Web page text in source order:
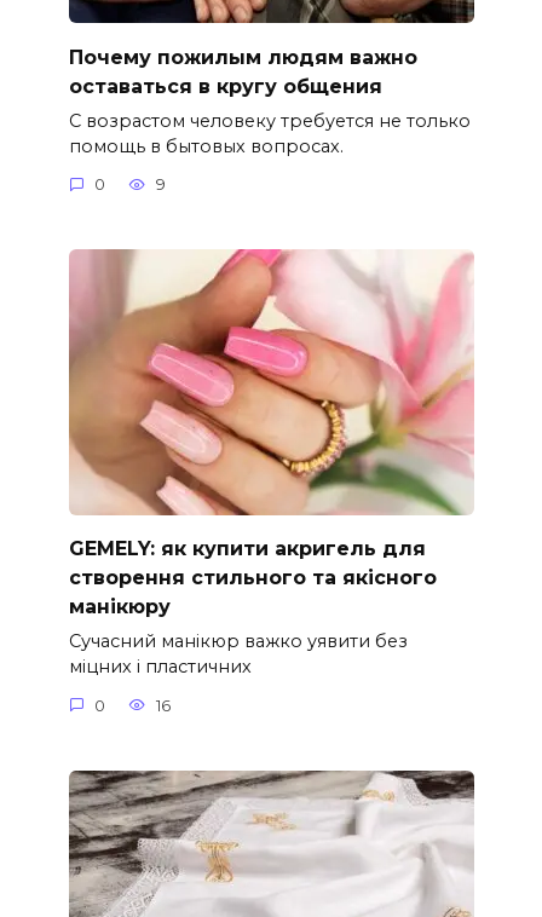
Почему пожилым людям важно
оставаться в кругу общения
С возрастом человеку требуется не только
помощь в бытовых вопросах.
0 9
GEMELY: як купити акригель для
створення стильного та якісного
манікюру
Сучасний манікюр важко уявити без
міцних і пластичних
0 16